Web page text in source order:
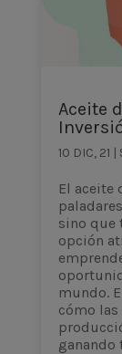
Aceite
10 DIC, 21 |
El aceite
sino que
opción
mundo.
cómo
ganando